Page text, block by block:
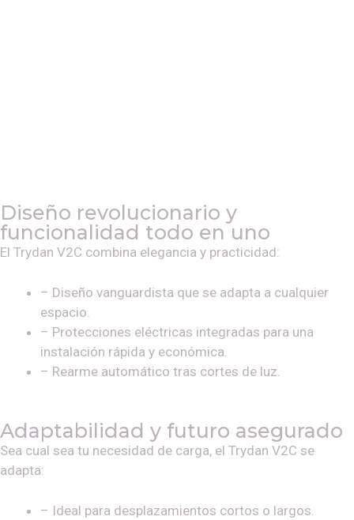
Diseño revolucionario y
funcionalidad todo en uno
El Trydan V2C combina elegancia y practicidad:
– Diseño vanguardista que se adapta a cualquier
espacio.
– Protecciones eléctricas integradas para una
instalación rápida y económica.
– Rearme automático tras cortes de luz.
Adaptabilidad y futuro asegurado
Sea cual sea tu necesidad de carga, el Trydan V2C se
adapta:
– Ideal para desplazamientos cortos o largos.